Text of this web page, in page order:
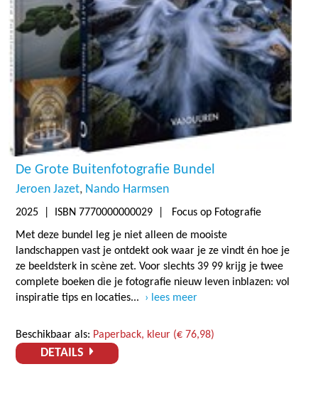
De Grote Buitenfotografie Bundel
Jeroen Jazet Nando Harmsen
2025 | ISBN 7770000000029 | Focus op Fotografie
Met deze bundel leg je niet alleen de mooiste
landschappen vast je ontdekt ook waar je ze vindt én hoe je
ze beeldsterk in scène zet. Voor slechts 39 99 krijg je twee
complete boeken die je fotografie nieuw leven inblazen: vol
inspiratie tips en locaties...
lees meer
Beschikbaar als: Paperback, kleur (€ 76,98)
DETAILS